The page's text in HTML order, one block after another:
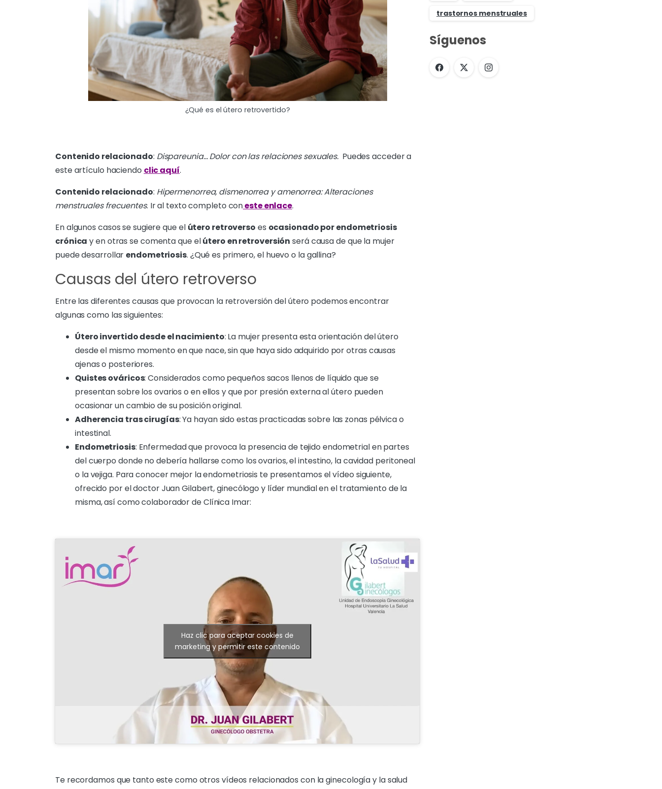
¿Qué es el útero retrovertido?
Contenido relacionado: Dispareunia… Dolor con las relaciones sexuales. Puedes acceder a
este artículo haciendo clic aquí.
Contenido relacionado: Hipermenorrea, dismenorrea y amenorrea: Alteraciones
menstruales frecuentes. Ir al texto completo coneste enlace.
En algunos casos se sugiere que el útero retroverso es ocasionado por endometriosis
crónica y en otras se comenta que elútero en retroversión será causa de que la mujer
puede desarrollar endometriosis. ¿Qué es primero, el huevo o la gallina?
Causas del útero retroverso
Entre las diferentes causas que provocan la retroversión del útero podemos encontrar
algunas como las siguientes:
Útero invertido desde el nacimiento: La mujer presenta esta orientación del útero
desde el mismo momento en que nace, sin que haya sido adquirido por otras causas
ajenas o posteriores.
Quistes ováricos: Considerados como pequeños sacos llenos de líquido que se
presentan sobre los ovarios o en ellos y que por presión externa al útero pueden
ocasionar un cambio de su posición original.
Adherencia tras cirugías: Ya hayan sido estas practicadas sobre las zonas pélvica o
intestinal.
Endometriosis: Enfermedad que provoca la presencia de tejido endometrial en partes
del cuerpo donde no debería hallarse como los ovarios, el intestino, la cavidad peritoneal
o la vejiga. Para conocer mejor la endometriosis te presentamos el vídeo siguiente,
ofrecido por el doctor Juan Gilabert, ginecólogo y líder mundial en el tratamiento de la
misma, así como colaborador de Clínica Imar:
Haz clic para aceptar cookies de
marketing y permitir este contenido
Te recordamos que tanto este como otros vídeos relacionados con la ginecología y la salud
trastornos menstruales
Síguenos